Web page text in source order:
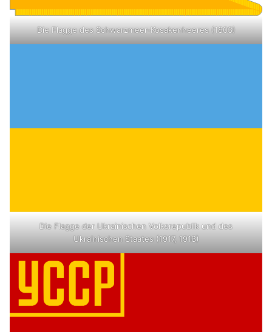
Die Flagge des Schwarzmeer-Kosakenheeres (1803)
Die Flagge der Ukrainischen Volksrepublik und des
Ukrainischen Staates (1917, 1918)